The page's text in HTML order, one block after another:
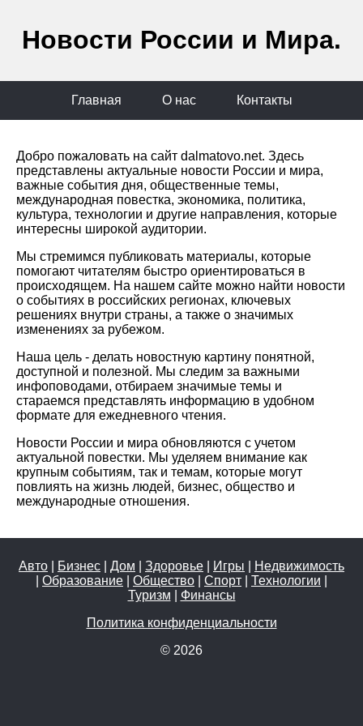
Новости России и Мира.
Главная О нас Контакты
Добро пожаловать на сайт dalmatovo.net. Здесь
представлены актуальные новости России и мира,
важные события дня, общественные темы,
международная повестка, экономика, политика,
культура, технологии и другие направления, которые
интересны широкой аудитории.
Мы стремимся публиковать материалы, которые
помогают читателям быстро ориентироваться в
происходящем. На нашем сайте можно найти новости
о событиях в российских регионах, ключевых
решениях внутри страны, а также о значимых
изменениях за рубежом.
Наша цель - делать новостную картину понятной,
доступной и полезной. Мы следим за важными
инфоповодами, отбираем значимые темы и
стараемся представлять информацию в удобном
формате для ежедневного чтения.
Новости России и мира обновляются с учетом
актуальной повестки. Мы уделяем внимание как
крупным событиям, так и темам, которые могут
повлиять на жизнь людей, бизнес, общество и
международные отношения.
Авто Бизнес Дом Здоровье Игры
Недвижимость
Образование Общество Спорт Технологии
Туризм
Финансы
Политика конфиденциальности
© 2026